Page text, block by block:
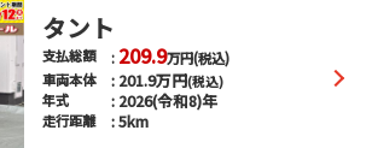
タント
支払総額 209.9万円(税込)
車両本体
201.9万円(税込)
年式 2026(令和8)年
走行距離 5km